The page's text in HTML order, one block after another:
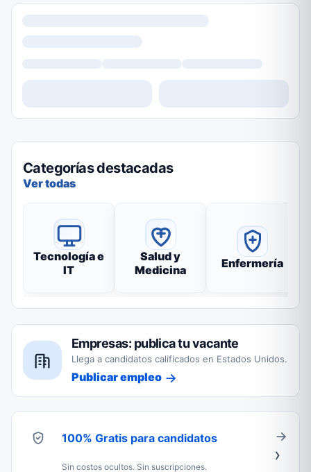
Categorías destacadas
Ver todas
Tecnología e
IT
Salud y
Medicina
Enfermería
Empresas: publica tu vacante
Llega a candidatos calificados en Estados Unidos.
Publicar empleo
100% Gratis para candidatos
Sin costos ocultos. Sin suscripciones.